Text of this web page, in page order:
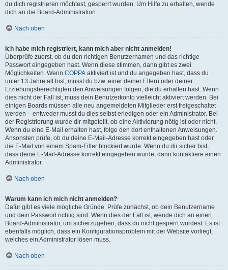
du dich registrieren möchtest, gesperrt wurden. Um Hilfe zu erhalten, wende
dich an die Board-Administration.
Nach oben
Ich habe mich registriert, kann mich aber nicht anmelden!
Überprüfe zuerst, ob du den richtigen Benutzernamen und das richtige
Passwort eingegeben hast. Wenn diese stimmen, dann gibt es zwei
Möglichkeiten. Wenn COPPA aktiviert ist und du angegeben hast, dass du
unter 13 Jahre alt bist, musst du bzw. einer deiner Eltern oder deiner
Erziehungsberechtigten den Anweisungen folgen, die du erhalten hast. Wenn
dies nicht der Fall ist, muss dein Benutzerkonto vielleicht aktiviert werden. Bei
einigen Boards müssen alle neu angemeldeten Mitglieder erst freigeschaltet
werden – entweder musst du dies selbst erledigen oder ein Administrator. Bei
der Registrierung wurde dir mitgeteilt, ob eine Aktivierung nötig ist oder nicht.
Wenn du eine E-Mail erhalten hast, folge den dort enthaltenen Anweisungen.
Ansonsten prüfe, ob du deine E-Mail-Adresse korrekt eingegeben hast oder
die E-Mail von einem Spam-Filter blockiert wurde. Wenn du dir sicher bist,
dass deine E-Mail-Adresse korrekt eingegeben wurde, dann kontaktiere einen
Administrator.
Nach oben
Warum kann ich mich nicht anmelden?
Dafür gibt es viele mögliche Gründe. Prüfe zunächst, ob dein Benutzername
und dein Passwort richtig sind. Wenn dies der Fall ist, wende dich an einen
Board-Administrator, um sicherzugehen, dass du nicht gesperrt wurdest. Es ist
ebenfalls möglich, dass ein Konfigurationsproblem mit der Website vorliegt,
welches ein Administrator lösen muss.
Nach oben